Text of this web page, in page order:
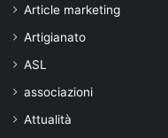
Article marketing
Artigianato
ASL
associazioni
Attualità